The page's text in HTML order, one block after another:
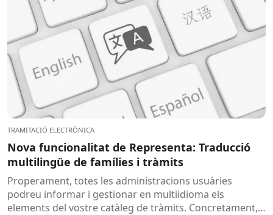
TRAMITACIÓ ELECTRÒNICA
Nova funcionalitat de Representa: Traducció
multilingüe de famílies i tràmits
Properament, totes les administracions usuàries
podreu informar i gestionar en multiidioma els
elements del vostre catàleg de tràmits. Concretament,